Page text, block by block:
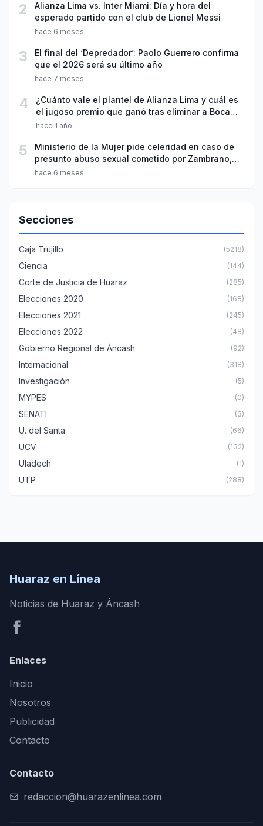
2
Alianza Lima vs. Inter Miami: Día y hora del
esperado partido con el club de Lionel Messi
hace 6 meses
3
El final del ‘Depredador’: Paolo Guerrero confirma
que el 2026 será su último año
hace 7 meses
4
¿Cuánto vale el plantel de Alianza Lima y cuál es
el jugoso premio que ganó tras eliminar a Boca
Juniors?
hace 1 año
5
Ministerio de la Mujer pide celeridad en caso de
presunto abuso sexual cometido por Zambrano,
Peña y Trauco
hace 6 meses
Secciones
Caja Trujillo (5218)
Ciencia (144)
Corte de Justicia de Huaraz (285)
Elecciones 2020 (168)
Elecciones 2021 (245)
Elecciones 2022 (48)
Gobierno Regional de Áncash (92)
Internacional (318)
Investigación (5)
MYPES (0)
SENATI (3)
U. del Santa (66)
UCV (132)
Uladech (1)
UTP (288)
Huaraz en Línea
Noticias de Huaraz y Áncash
Enlaces
Inicio
Nosotros
Publicidad
Contacto
Contacto
redaccion@huarazenlinea.com